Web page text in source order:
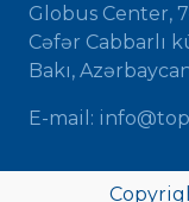
Globus Center,
Cəfər Cabbarlı
Bakı,
E-mail: